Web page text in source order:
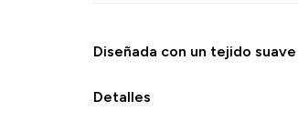
Diseñada con un tejido
Detalles